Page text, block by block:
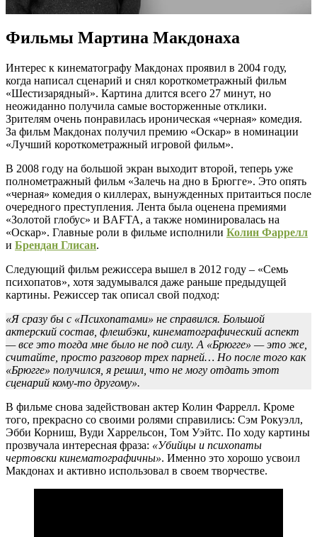
Фильмы Мартина Макдонаха
Интерес к кинематографу Макдонах проявил в 2004 году,
когда написал сценарий и снял короткометражный фильм
«Шестизарядный». Картина длится всего 27 минут, но
неожиданно получила самые восторженные отклики.
Зрителям очень понравилась ироническая «черная» комедия.
За фильм Макдонах получил премию «Оскар» в номинации
«Лучший короткометражный игровой фильм».
В 2008 году на большой экран выходит второй, теперь уже
полнометражный фильм «Залечь на дно в Брюгге». Это опять
«черная» комедия о киллерах, вынужденных притаиться после
очередного преступления. Лента была оценена премиями
«Золотой глобус» и BAFTA, а также номинировалась на
«Оскар». Главные роли в фильме исполнили Колин Фаррелл
и Брендан Глисан.
Следующий фильм режиссера вышел в 2012 году – «Семь
психопатов», хотя задумывался даже раньше предыдущей
картины. Режиссер так описал свой подход:
«Я сразу бы с «Психопатами» не справился. Большой
актерский состав, флешбэки, кинематографический аспект
— все это тогда мне было не под силу. А «Брюгге» — это же,
считайте, просто разговор трех парней… Но после того как
«Брюгге» получился, я решил, что не могу отдать этот
сценарий кому-то другому».
В фильме снова задействован актер Колин Фаррелл. Кроме
того, прекрасно со своими ролями справились: Сэм Рокуэлл,
Эбби Корниш, Вуди Харрельсон, Том Уэйтс. По ходу картины
прозвучала интересная фраза: «Убийцы и психопаты
чертовски кинематографичны». Именно это хорошо усвоил
Макдонах и активно использовал в своем творчестве.